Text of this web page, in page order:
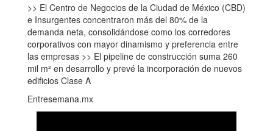
>> El Centro de Negocios de la Ciudad de México (CBD)
e Insurgentes concentraron más del 80% de la
demanda neta, consolidándose como los corredores
corporativos con mayor dinamismo y preferencia entre
las empresas >> El pipeline de construcción suma 260
mil m² en desarrollo y prevé la incorporación de nuevos
edificios Clase A
Entresemana.mx